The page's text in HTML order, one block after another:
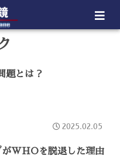
題とは？
2025.02.05
がWHOを脱退した理由